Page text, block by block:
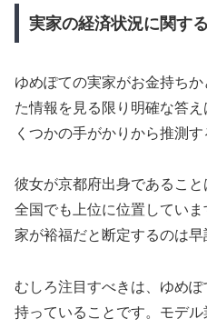
実家の経済状況に関す
ゆめぽての実家がお金持ち
た情報を見る限り明確な答
くつかの手がかりから推測す
彼女が京都府出身であるこ
全国でも上位に位置してい
家が裕福だと断定するのは早
むしろ注目すべきは、ゆめ
持っていることです。モデ